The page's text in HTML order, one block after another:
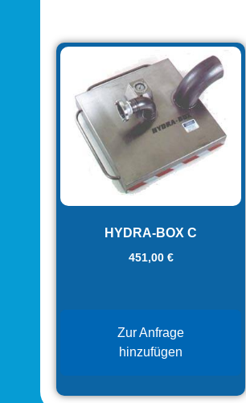
HYDRA-BOX C
451,00 €
Zur Anfrage
hinzufügen